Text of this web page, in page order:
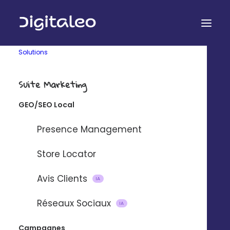
Solutions
Suite Marketing
GEO/SEO Local
Presence Management
Store Locator
Avis Clients
IA
Réseaux Sociaux IA
Campagnes
PROCESS DE VALIDATION
Maximisez votre
image
en vérifiant les
communications
de vos affiliés avant leur publication